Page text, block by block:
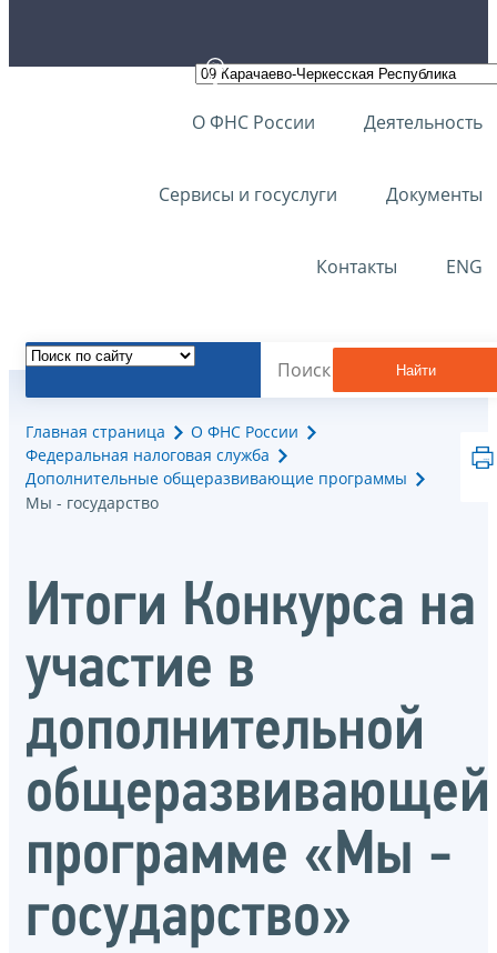
О ФНС России Деятельность
Сервисы и госуслуги Документы
Контакты ENG
Найти
Главная страница
О ФНС России
Федеральная налоговая служба
Дополнительные общеразвивающие программы
Мы - государство
Итоги Конкурса на
участие в
дополнительной
общеразвивающей
программе «Мы -
государство»